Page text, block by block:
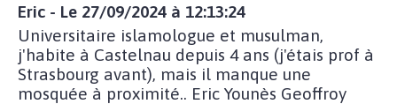
Eric - Le 27/09/2024 à 12:13:24
Universitaire islamologue et musulman,
j'habite à Castelnau depuis 4 ans (j'étais prof à
Strasbourg avant), mais il manque une
mosquée à proximité.. Eric Younès Geoffroy